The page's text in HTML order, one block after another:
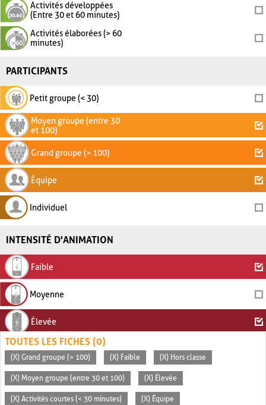
Activités développées
(Entre 30 et 60 minutes)
Activités élaborées (> 60
minutes)
PARTICIPANTS
Petit groupe (< 30)
Moyen groupe (entre 30
et 100)
Grand groupe (> 100)
Équipe
Individuel
INTENSITÉ D'ANIMATION
Faible
Moyenne
Élevée
TOUTES LES FICHES (0)
(X) Grand groupe (> 100) (X) Faible (X) Hors classe
(X) Moyen groupe (entre 30 et 100) (X) Élevée
(X) Activités courtes (< 30 minutes) (X) Équipe